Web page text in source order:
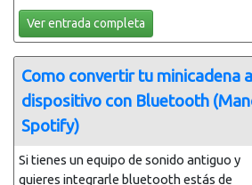
Ver entrada completa
Como convertir tu minicadena
dispositivo con Bluetooth
Spotify)
Si tienes un equipo de sonido antiguo y
quieres integrarle bluetooth estás de